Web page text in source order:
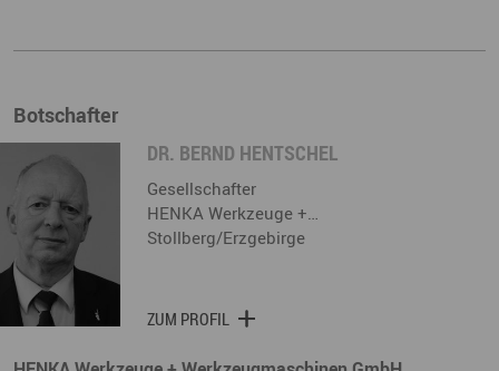
Botschafter
DR. BERND HENTSCHEL
Gesellschafter
HENKA Werkzeuge +…
Stollberg/Erzgebirge
ZUM PROFIL